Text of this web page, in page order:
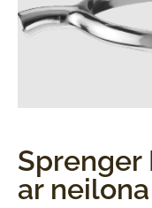
Sprenger
ar